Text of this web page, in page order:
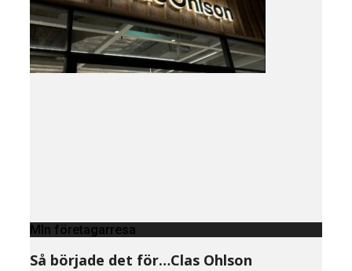
MIn företagarresa
Så började det för…Clas Ohlson